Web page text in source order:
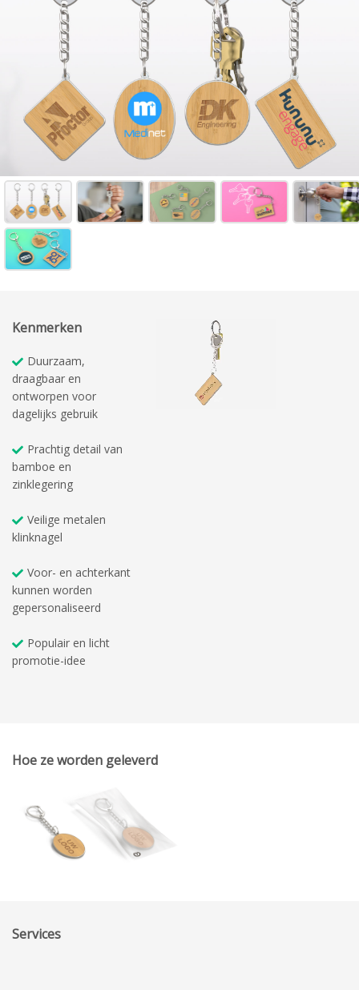
Kenmerken
Duurzaam,
draagbaar en
ontworpen voor
dagelijks gebruik
Prachtig detail van
bamboe en
zinklegering
Veilige metalen
klinknagel
Voor- en achterkant
kunnen worden
gepersonaliseerd
Populair en licht
promotie-idee
Hoe ze worden geleverd
Services